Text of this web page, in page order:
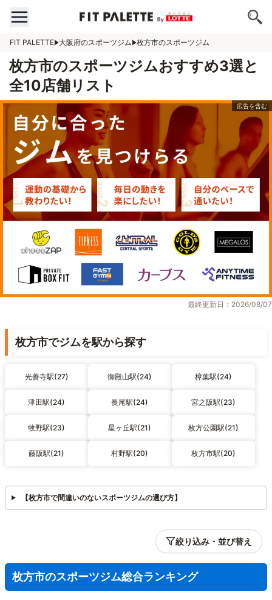
FIT PALETTE 大阪府のスポーツジム 枚方市のスポーツジム
枚方市のスポーツジムおすすめ3選と
全10店舗リスト
最終更新日：2026/08/07
枚方市でジムを駅から探す
光善寺駅(27) 御殿山駅(24) 樟葉駅(24)
津田駅(24) 長尾駅(24) 宮之阪駅(23)
牧野駅(23) 星ヶ丘駅(21) 枚方公園駅(21)
藤阪駅(21) 村野駅(20) 枚方市駅(20)
【枚方市で間違いのないスポーツジムの選び方】
絞り込み・並び替え
枚方市のスポーツジム総合ランキング